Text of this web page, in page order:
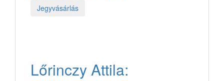
Jegyvásárlás
Lőrinczy Attila: